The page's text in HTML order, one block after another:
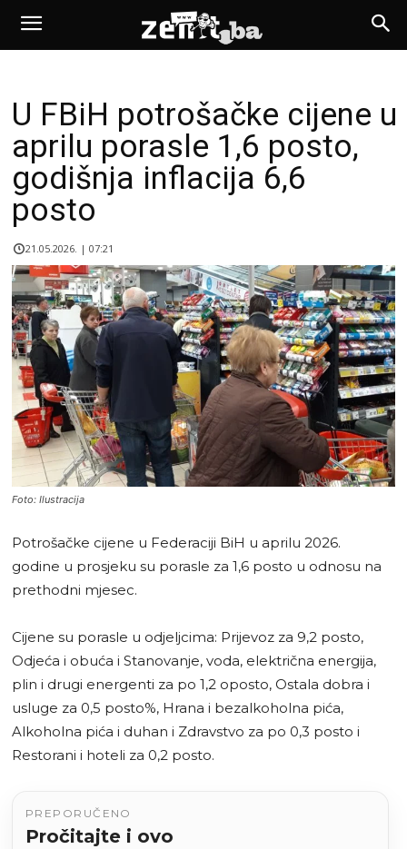
U FBiH potrošačke cijene u
aprilu porasle 1,6 posto,
godišnja inflacija 6,6
posto
21.05.2026. | 07:21
Foto: Ilustracija
Potrošačke cijene u Federaciji BiH u aprilu 2026.
godine u prosjeku su porasle za 1,6 posto u odnosu na
prethodni mjesec.
Cijene su porasle u odjeljcima: Prijevoz za 9,2 posto,
Odjeća i obuća i Stanovanje, voda, električna energija,
plin i drugi energenti za po 1,2 oposto, Ostala dobra i
usluge za 0,5 posto%, Hrana i bezalkoholna pića,
Alkoholna pića i duhan i Zdravstvo za po 0,3 posto i
Restorani i hoteli za 0,2 posto.
PREPORUČENO
Pročitajte i ovo